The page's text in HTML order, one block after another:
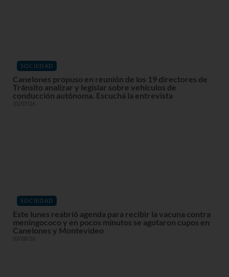
SOCIEDAD
Canelones propuso en reunión de los 19 directores de
Tránsito analizar y legislar sobre vehículos de
conducción autónoma. Escuchá la entrevista
31/07/26
SOCIEDAD
Este lunes reabrió agenda para recibir la vacuna contra
meningococo y en pocos minutos se agotaron cupos en
Canelones y Montevideo
03/08/26